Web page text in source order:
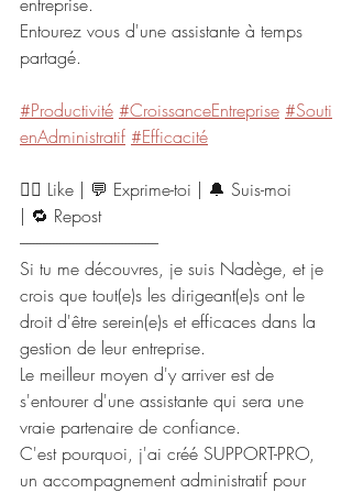
Entourez vous d'une assistante à temps
partagé.
#Productivité #CroissanceEntreprise #Souti
enAdministratif #Efficacité
👍🏻 Like | 💬 Exprime-toi | 🔔 Suis-moi
| 🔁 Repost
------------------------------------------
Si tu me découvres, je suis Nadège, et je
crois que tout(e)s les dirigeant(e)s ont le
droit d'être serein(e)s et efficaces dans la
gestion de leur entreprise.
Le meilleur moyen d'y arriver est de
s'entourer d'une assistante qui sera une
vraie partenaire de confiance.
C'est pourquoi, j'ai créé SUPPORT-PRO,
un accompagnement administratif pour